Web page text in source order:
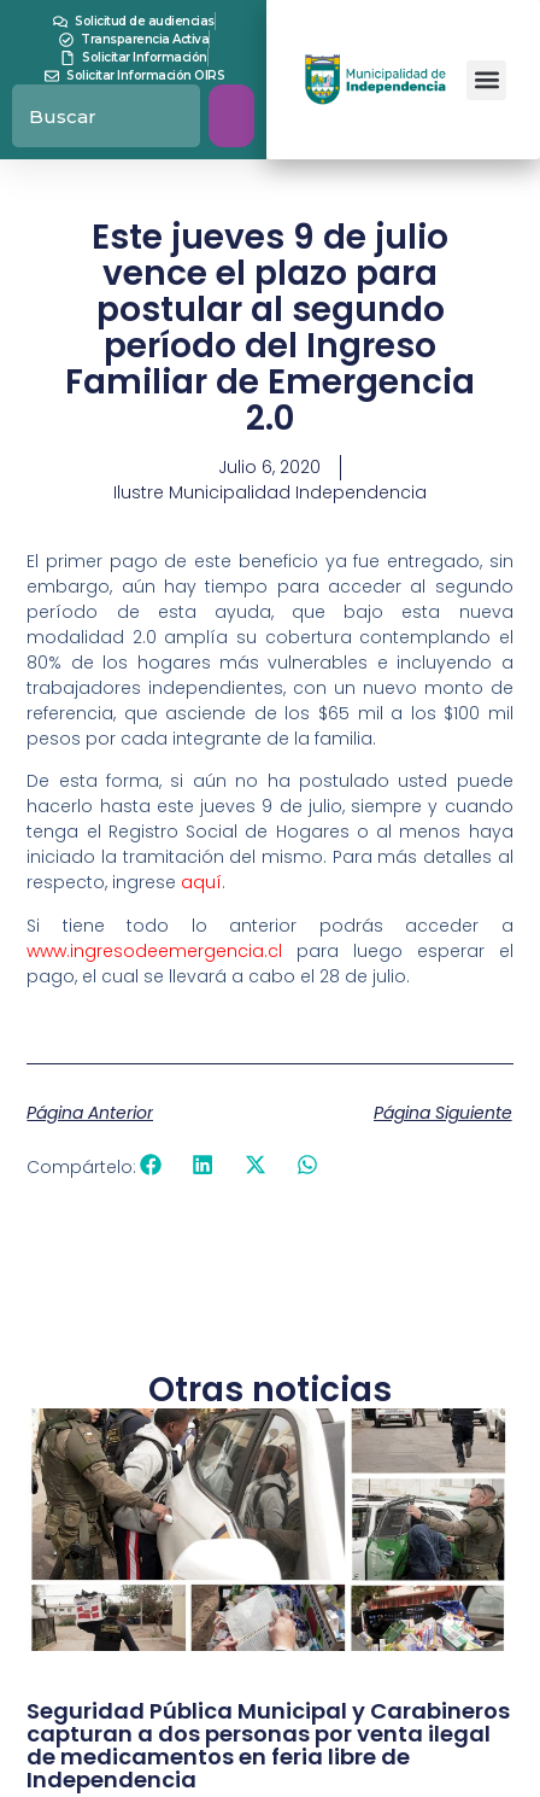
Solicitud de audiencias
Transparencia Activa
Solicitar Información
Solicitar Información OIRS
Este jueves 9 de julio
vence el plazo para
postular al segundo
período del Ingreso
Familiar de Emergencia
2.0
Julio 6, 2020
Ilustre Municipalidad Independencia
El primer pago de este beneficio ya fue entregado, sin
embargo, aún hay tiempo para acceder al segundo
período de esta ayuda, que bajo esta nueva
modalidad 2.0 amplía su cobertura contemplando el
80% de los hogares más vulnerables e incluyendo a
trabajadores independientes, con un nuevo monto de
referencia, que asciende de los $65 mil a los $100 mil
pesos por cada integrante de la familia.
De esta forma, si aún no ha postulado usted puede
hacerlo hasta este jueves 9 de julio, siempre y cuando
tenga el Registro Social de Hogares o al menos haya
iniciado la tramitación del mismo. Para más detalles al
respecto, ingrese aquí.
Si tiene todo lo anterior podrás acceder a
www.ingresodeemergencia.cl para luego esperar el
pago, el cual se llevará a cabo el 28 de julio.
Página Anterior Página Siguiente
Compártelo:
Otras noticias
Seguridad Pública Municipal y Carabineros
capturan a dos personas por venta ilegal
de medicamentos en feria libre de
Independencia